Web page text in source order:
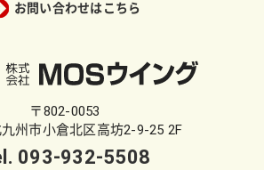
お問い合わせはこちら
〒802-0053
州市小倉北区高坊2-9-25 2F
093-932-5508